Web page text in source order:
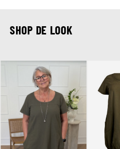
SHOP DE LOOK